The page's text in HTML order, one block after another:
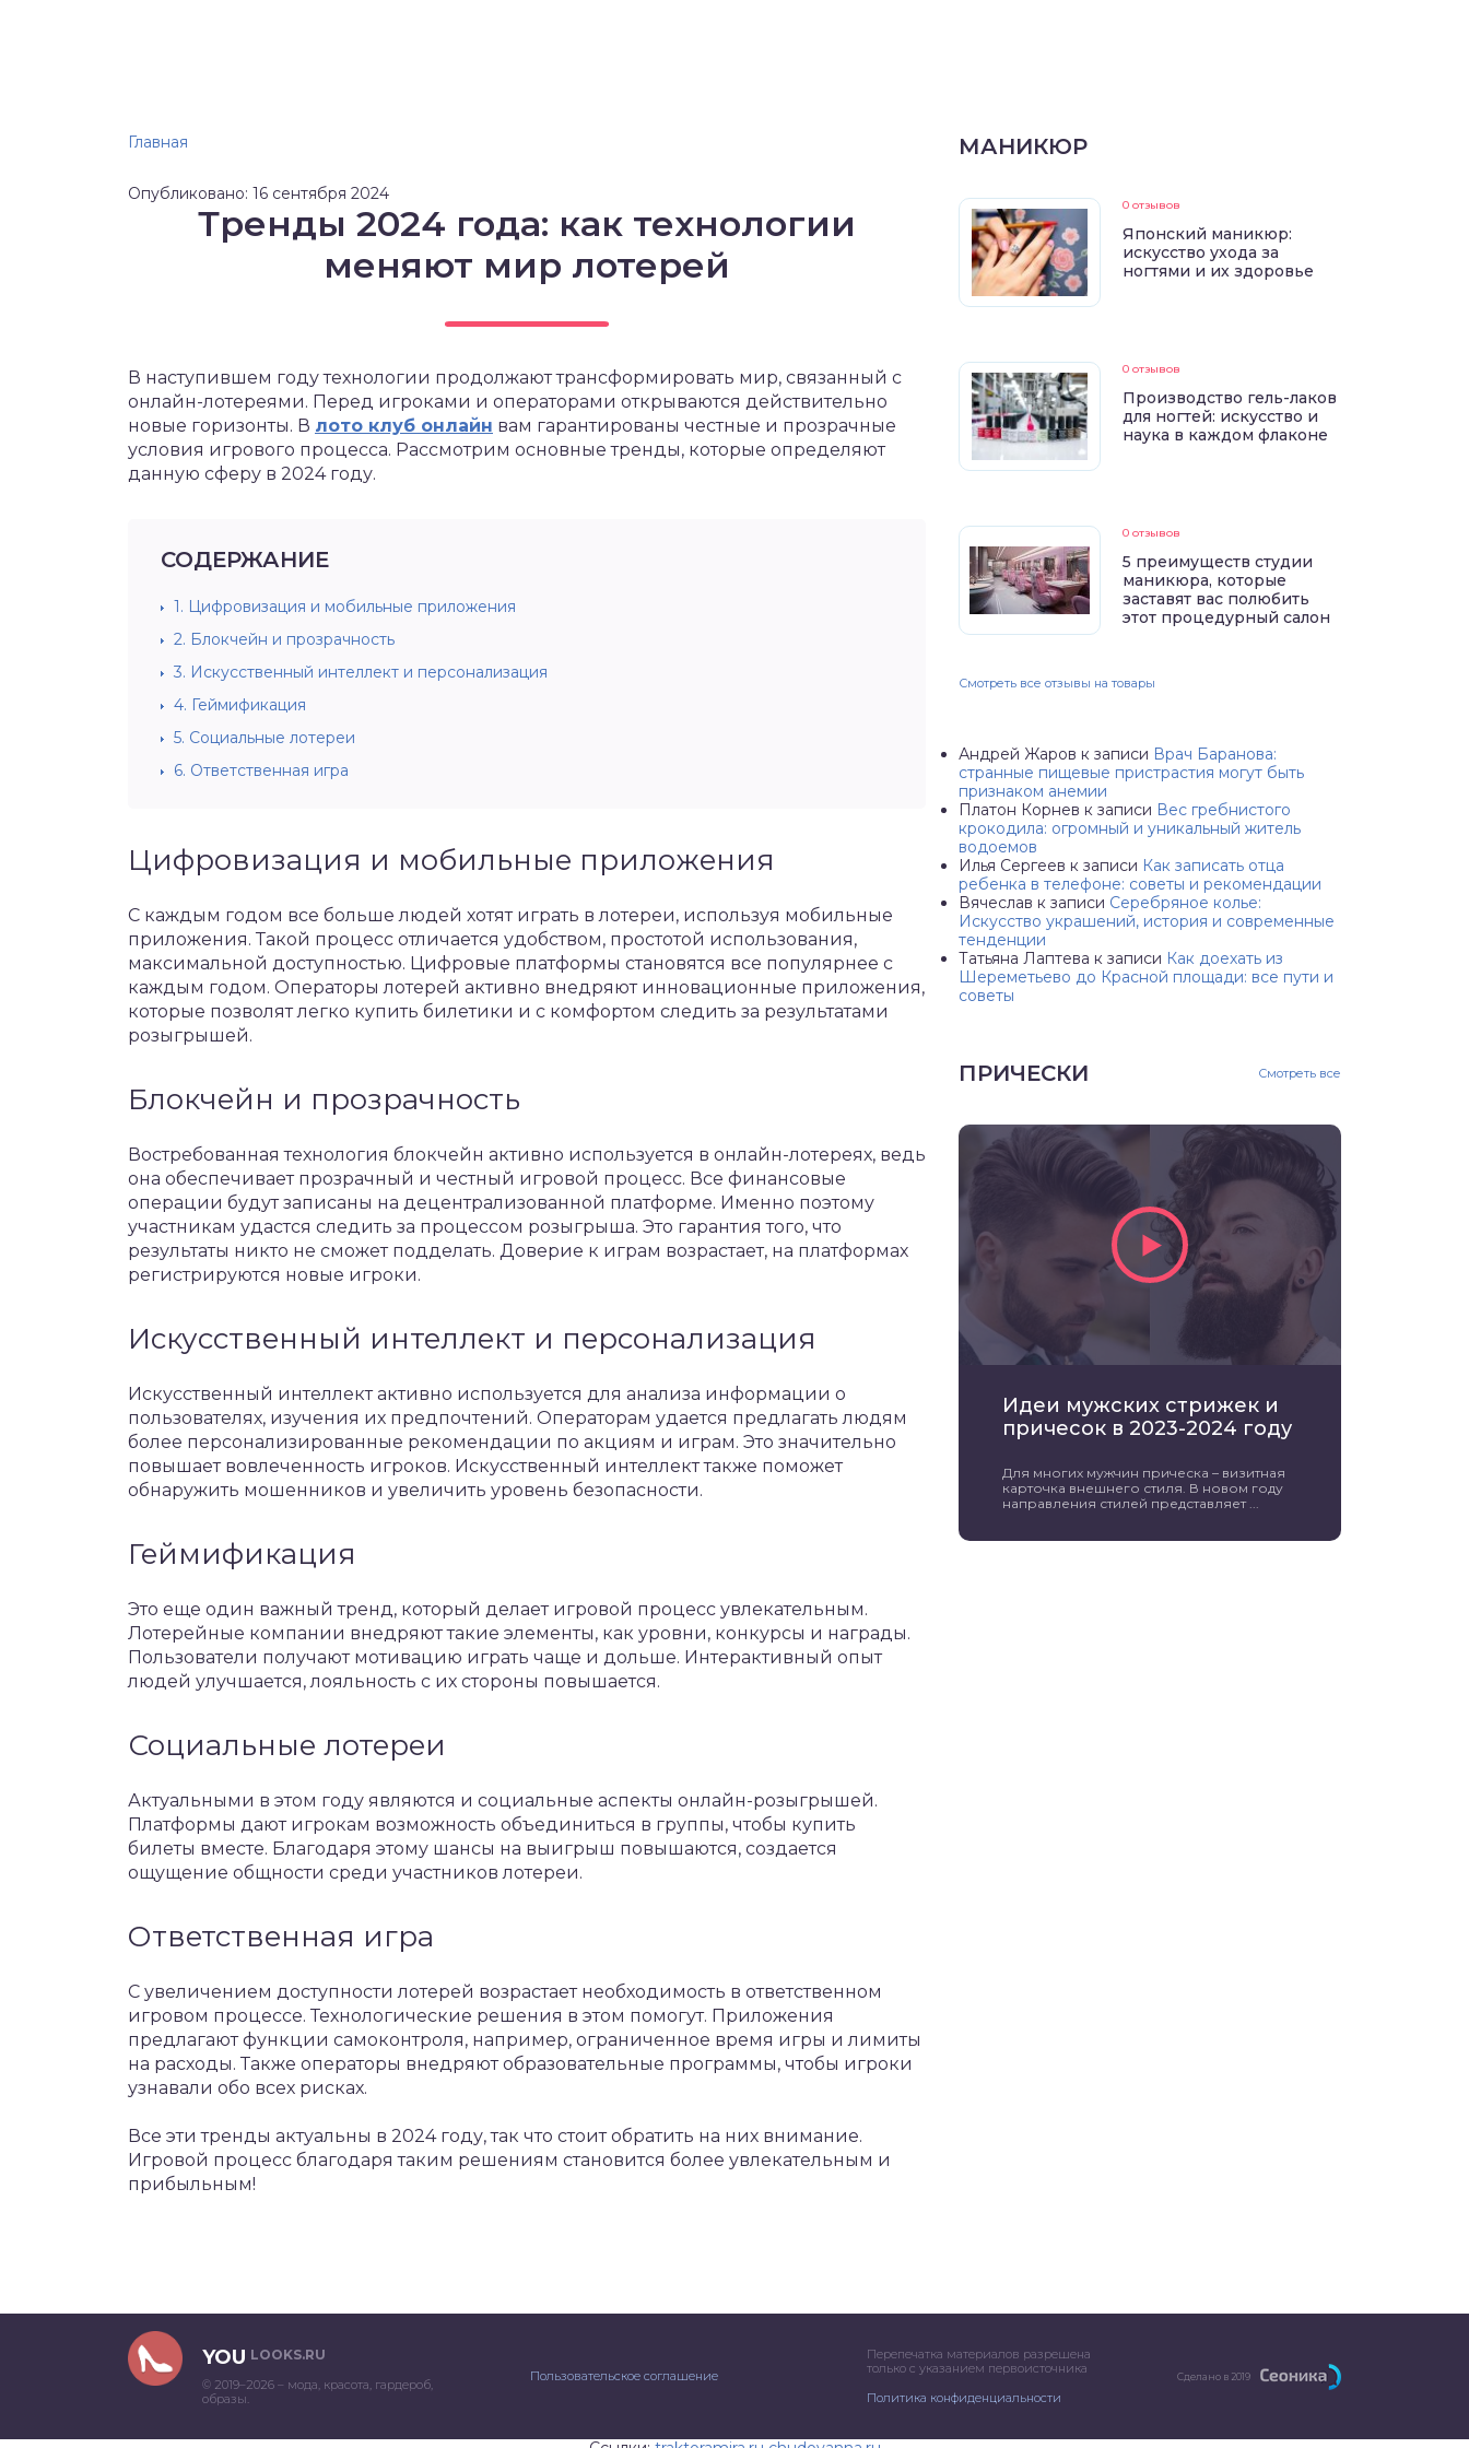
Главная
Опубликовано: 16 сентября 2024
Тренды 2024 года: как технологии
меняют мир лотерей
В наступившем году технологии продолжают трансформировать мир, связанный с
онлайн-лотереями. Перед игроками и операторами открываются действительно
новые горизонты. В лото клуб онлайн вам гарантированы честные и прозрачные
условия игрового процесса. Рассмотрим основные тренды, которые определяют
данную сферу в 2024 году.
СОДЕРЖАНИЕ
1. Цифровизация и мобильные приложения
2. Блокчейн и прозрачность
3. Искусственный интеллект и персонализация
4. Геймификация
5. Социальные лотереи
6. Ответственная игра
Цифровизация и мобильные приложения
С каждым годом все больше людей хотят играть в лотереи, используя мобильные
приложения. Такой процесс отличается удобством, простотой использования,
максимальной доступностью. Цифровые платформы становятся все популярнее с
каждым годом. Операторы лотерей активно внедряют инновационные приложения,
которые позволят легко купить билетики и с комфортом следить за результатами
розыгрышей.
Блокчейн и прозрачность
Востребованная технология блокчейн активно используется в онлайн-лотереях, ведь
она обеспечивает прозрачный и честный игровой процесс. Все финансовые
операции будут записаны на децентрализованной платформе. Именно поэтому
участникам удастся следить за процессом розыгрыша. Это гарантия того, что
результаты никто не сможет подделать. Доверие к играм возрастает, на платформах
регистрируются новые игроки.
Искусственный интеллект и персонализация
Искусственный интеллект активно используется для анализа информации о
пользователях, изучения их предпочтений. Операторам удается предлагать людям
более персонализированные рекомендации по акциям и играм. Это значительно
повышает вовлеченность игроков. Искусственный интеллект также поможет
обнаружить мошенников и увеличить уровень безопасности.
Геймификация
Это еще один важный тренд, который делает игровой процесс увлекательным.
Лотерейные компании внедряют такие элементы, как уровни, конкурсы и награды.
Пользователи получают мотивацию играть чаще и дольше. Интерактивный опыт
людей улучшается, лояльность с их стороны повышается.
Социальные лотереи
Актуальными в этом году являются и социальные аспекты онлайн-розыгрышей.
Платформы дают игрокам возможность объединиться в группы, чтобы купить
билеты вместе. Благодаря этому шансы на выигрыш повышаются, создается
ощущение общности среди участников лотереи.
Ответственная игра
С увеличением доступности лотерей возрастает необходимость в ответственном
игровом процессе. Технологические решения в этом помогут. Приложения
предлагают функции самоконтроля, например, ограниченное время игры и лимиты
на расходы. Также операторы внедряют образовательные программы, чтобы игроки
узнавали обо всех рисках.
Все эти тренды актуальны в 2024 году, так что стоит обратить на них внимание.
Игровой процесс благодаря таким решениям становится более увлекательным и
прибыльным!
МАНИКЮР
0 отзывов
Японский маникюр:
искусство ухода за
ногтями и их здоровье
0 отзывов
Производство гель-лаков
для ногтей: искусство и
наука в каждом флаконе
0 отзывов
5 преимуществ студии
маникюра, которые
заставят вас полюбить
этот процедурный салон
Смотреть все отзывы на товары
Андрей Жаров к записи Врач Баранова:
странные пищевые пристрастия могут быть
признаком анемии
Платон Корнев к записи Вес гребнистого
крокодила: огромный и уникальный житель
водоемов
Илья Сергеев к записи Как записать отца
ребенка в телефоне: советы и рекомендации
Вячеслав к записи Серебряное колье:
Искусство украшений, история и современные
тенденции
Татьяна Лаптева к записи Как доехать из
Шереметьево до Красной площади: все пути и
советы
ПРИЧЕСКИ Смотреть все
Идеи мужских стрижек и
причесок в 2023-2024 году
Для многих мужчин прическа – визитная
карточка внешнего стиля. В новом году
направления стилей представляет ...
YOU LOOKS.RU
© 2019–2026 – мода, красота, гардероб,
образы.
Пользовательское соглашение
Перепечатка материалов разрешена
только с указанием первоисточника
Политика конфиденциальности
Сделано в 2019